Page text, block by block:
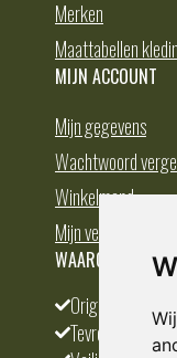
Merken
Maattabellen
MIJN ACCOUNT
Mijn gegevens
Wachtwoord
Winkelmand
Mijn verlanglijst
WAAROM
Origineel en divers
Tevreden klanten